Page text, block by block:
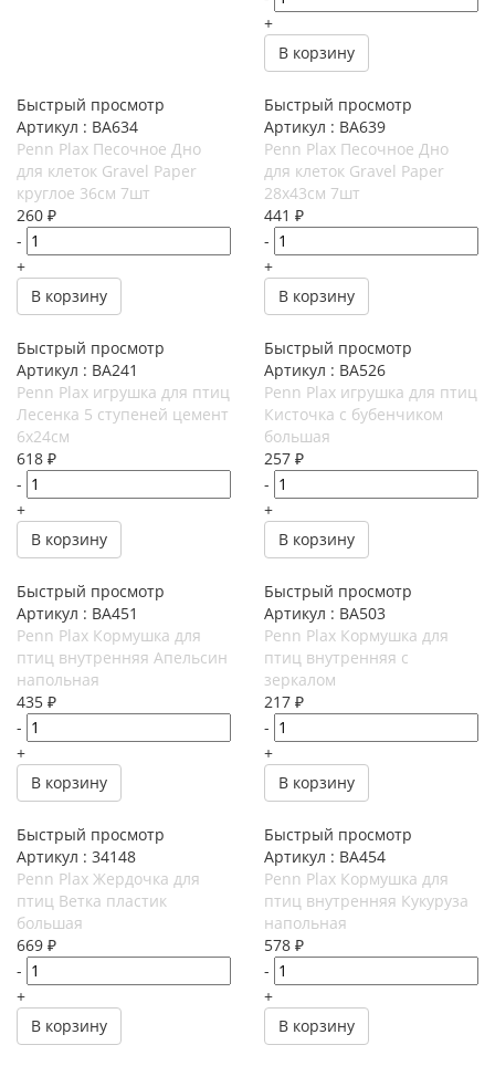
+
В корзину
Быстрый просмотр
Артикул : BA634
Penn Plax Песочное Дно
для клеток Gravel Paper
круглое 36см 7шт
260 ₽
-
+
В корзину
Быстрый просмотр
Артикул : BA639
Penn Plax Песочное Дно
для клеток Gravel Paper
28х43см 7шт
441 ₽
-
+
В корзину
Быстрый просмотр
Артикул : BA241
Penn Plax игрушка для птиц
Лесенка 5 ступеней цемент
6х24см
618 ₽
-
+
В корзину
Быстрый просмотр
Артикул : BA526
Penn Plax игрушка для птиц
Кисточка с бубенчиком
большая
257 ₽
-
+
В корзину
Быстрый просмотр
Артикул : BA451
Penn Plax Кормушка для
птиц внутренняя Апельсин
напольная
435 ₽
-
+
В корзину
Быстрый просмотр
Артикул : BA503
Penn Plax Кормушка для
птиц внутренняя с
зеркалом
217 ₽
-
+
В корзину
Быстрый просмотр
Артикул : 34148
Penn Plax Жердочка для
птиц Ветка пластик
большая
669 ₽
-
+
В корзину
Быстрый просмотр
Артикул : BA454
Penn Plax Кормушка для
птиц внутренняя Кукуруза
напольная
578 ₽
-
+
В корзину